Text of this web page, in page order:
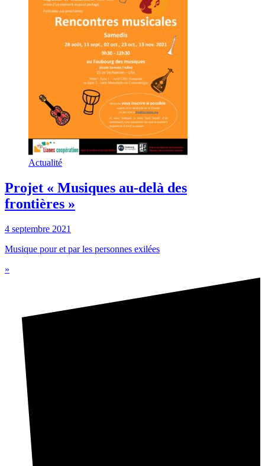
Actualité
Projet « Musiques au-delà des
frontières »
4 septembre 2021
Musique pour et par les personnes exilées
»